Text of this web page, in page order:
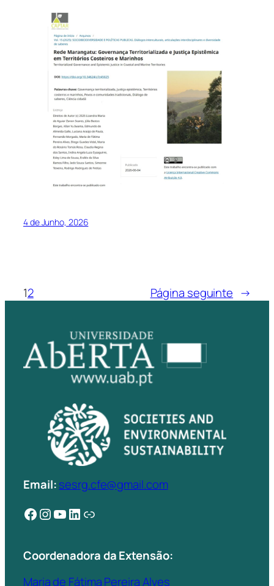
4 de Junho, 2026
12 Página seguinte →
Email:sesrg.cfe@gmail.com
Facebook Instagram YouTube LinkedIn Ligação
Coordenadora da Extensão:
Maria de Fátima Pereira Alves